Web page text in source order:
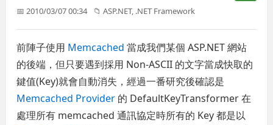
📅 2010/03/07 00:34 📁ASP.NET, .NET Framework
前陣子使用 Memcached 當成我們某個 ASP.NET 網站
的後端，但只要遇到採用 Non-ASCII 的文字當成快取的
鍵值(Key)就會自動消失，經過一番研究後確認是
Memcached Provider 的 DefaultKeyTransformer 在
處理所有 memcached 通訊協定時所有的 Key 都是以